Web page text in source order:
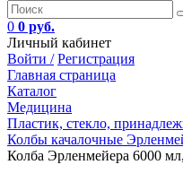
0 0 руб.
Личный кабинет
Войти / Регистрация
Главная страница
Каталог
Медицина
Пластик, стекло,
Колбы качалочные
Колба Эрленмейера 6000